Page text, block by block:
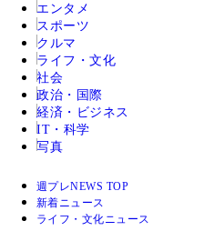
エンタメ
スポーツ
クルマ
ライフ・文化
社会
政治・国際
経済・ビジネス
IT・科学
写真
週プレNEWS TOP
新着ニュース
ライフ・文化ニュース